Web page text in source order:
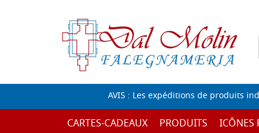
AVIS : Les expéditions de produits
CARTES-CADEAUX PRODUITS ICÔNES